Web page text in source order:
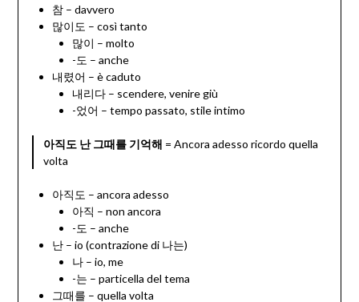
참 – davvero
많이도 – così tanto
많이 – molto
-도 – anche
내렸어 – è caduto
내리다 – scendere, venire giù
-었어 – tempo passato, stile intimo
아직도 난 그때를 기억해 = Ancora adesso ricordo quella
volta
아직도 – ancora adesso
아직 – non ancora
-도 – anche
난 – io (contrazione di 나는)
나 – io, me
-는 – particella del tema
그때를 – quella volta